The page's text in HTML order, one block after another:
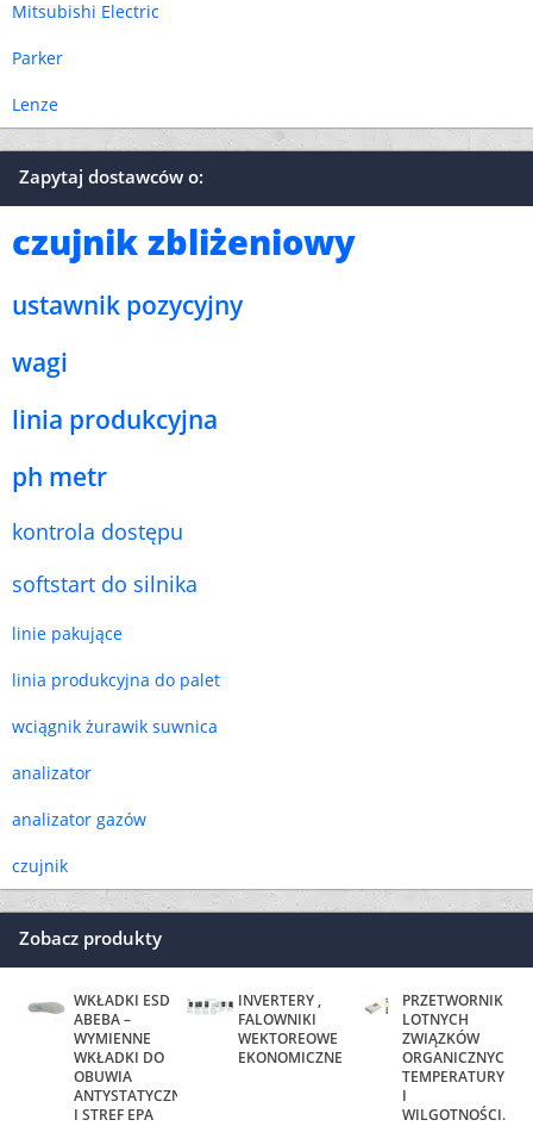
Mitsubishi Electric
Parker
Lenze
Zapytaj dostawców o:
czujnik zbliżeniowy
ustawnik pozycyjny
wagi
linia produkcyjna
ph metr
kontrola dostępu
softstart do silnika
linie pakujące
linia produkcyjna do palet
wciągnik żurawik suwnica
analizator
analizator gazów
czujnik
Zobacz produkty
WKŁADKI ESD
ABEBA –
WYMIENNE
WKŁADKI DO
OBUWIA
ANTYSTATYCZNEGO
I STREF EPA
INVERTERY ,
FALOWNIKI
WEKTOREOWE
EKONOMICZNE
PRZETWORNIK
LOTNYCH
ZWIĄZKÓW
ORGANICZNYCH,
TEMPERATURY
I
WILGOTNOŚCI...